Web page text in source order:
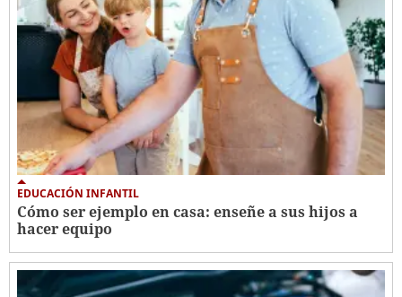
EDUCACIÓN INFANTIL
Cómo ser ejemplo en casa: enseñe a sus hijos a
hacer equipo